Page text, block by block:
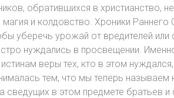
обратившихся в христианство,
и колдовство. Хроники
уберечь урожай от вредителей
нуждались в просвещении.
веры тех, кто в этом
тем, что мы теперь
в этом предмете братьев